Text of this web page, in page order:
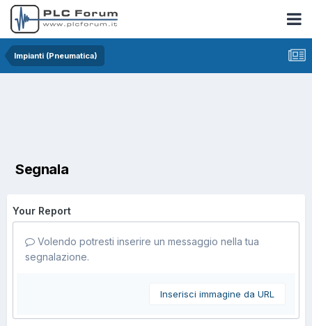
Impianti (Pneumatica)
Segnala
Your Report
Volendo potresti inserire un messaggio nella tua
segnalazione.
Inserisci immagine da URL